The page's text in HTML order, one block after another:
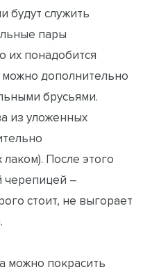
будут служить
пары
их понадобится
дополнительно
брусьями.
из уложенных
После этого
черепицей –
стоит, не выгорает
можно покрасить